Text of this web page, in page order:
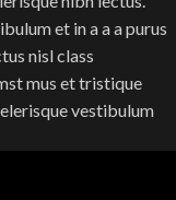
et in a a a purus
nisl class
mus et tristique
vestibulum